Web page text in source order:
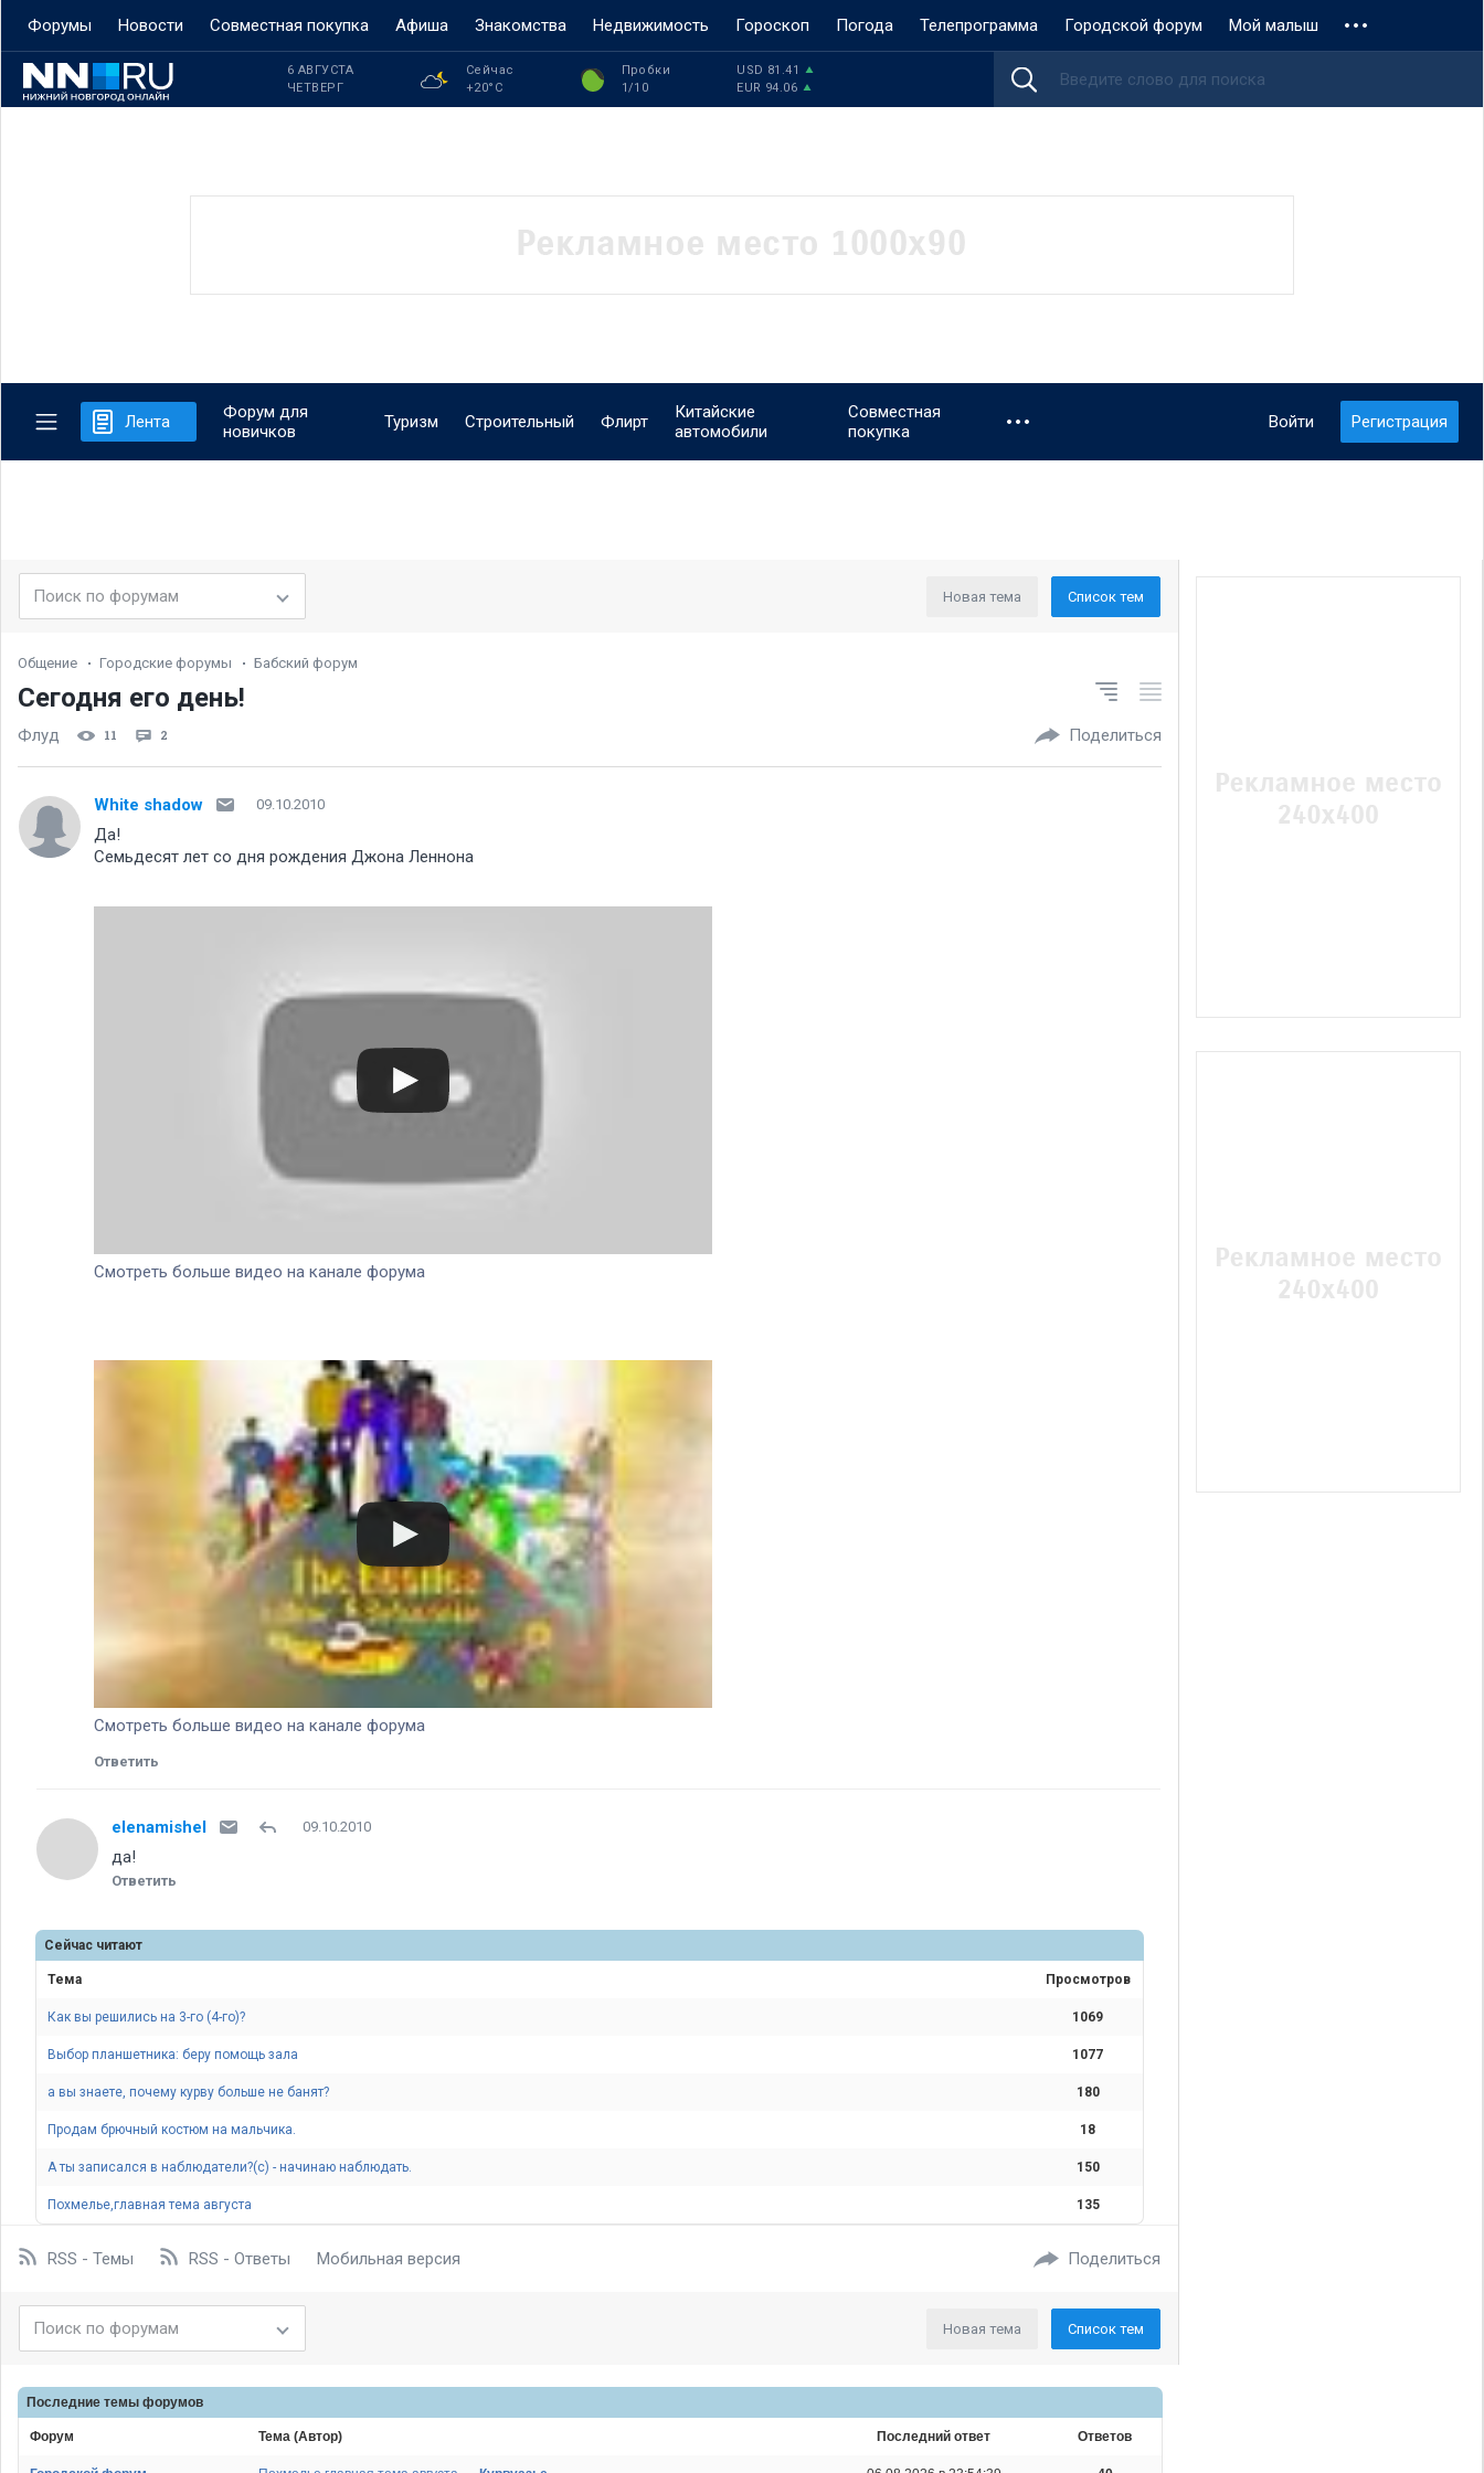
Форумы Новости Совместная покупка Афиша Знакомства Недвижимость Гороскоп Погода Телепрограмма Городской форум Мой малыш
6 АВГУСТА
ЧЕТВЕРГ
Сейчас
+20°C
Пробки
1/10
USD 81.41
EUR 94.06
Лента
Форум для
новичков
Туризм Строительный Флирт
Китайские
автомобили
Совместная
покупка
Войти Регистрация
Новая тема Список тем
Общение Городские форумы Бабский форум
Сегодня его день!
Флуд 11 2 Поделиться
White shadow 09.10.2010
Да!
Семьдесят лет со дня рождения Джона Леннона
Смотреть больше видео на канале форума
Смотреть больше видео на канале форума
Ответить
elenamishel 09.10.2010
да!
Ответить
Сейчас читают
Тема Просмотров
Как вы решились на 3-го (4-го) 1069
Выбор планшетника: беру помощь зала 1077
а вы знаете, почему курву больше не банят 180
Продам брючный костюм на мальчика. 18
А ты записался в наблюдатели?(c) - начинаю наблюдать. 150
Похмелье,главная тема августа 135
RSS - Темы RSS - Ответы Мобильная версия Поделиться
Новая тема Список тем
Последние темы форумов
Форум Тема (Автор) Последний ответ Ответов